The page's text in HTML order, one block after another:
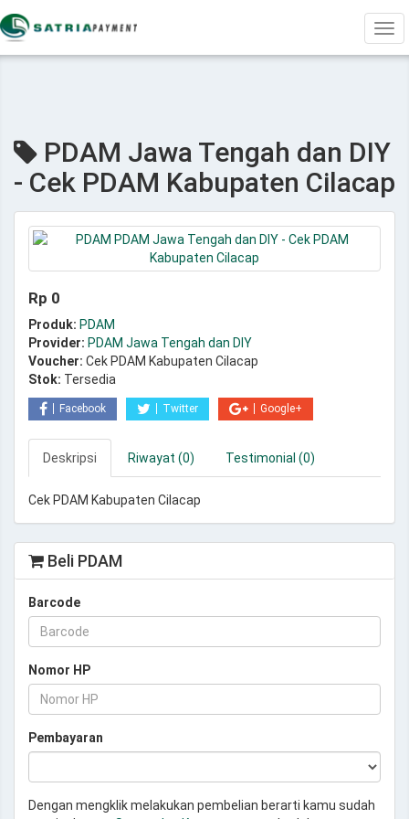
PDAM Jawa Tengah dan DIY
- Cek PDAM Kabupaten Cilacap
Rp 0
Produk: PDAM
Provider: PDAM Jawa Tengah dan DIY
Voucher: Cek PDAM Kabupaten Cilacap
Stok: Tersedia
Facebook Twitter Google+
Deskripsi Riwayat (0) Testimonial (0)
Cek PDAM Kabupaten Cilacap
Beli PDAM
Barcode
Nomor HP
Pembayaran
Dengan mengklik melakukan pembelian berarti kamu sudah